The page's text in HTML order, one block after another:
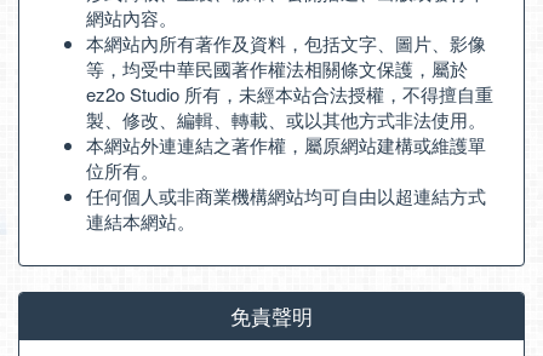
網站內容。
本網站內所有著作及資料，包括文字、圖片、影像
等，均受中華民國著作權法相關條文保護，屬於
ez2o Studio 所有，未經本站合法授權，不得擅自重
製、修改、編輯、轉載、或以其他方式非法使用。
本網站外連連結之著作權，屬原網站建構或維護單
位所有。
任何個人或非商業機構網站均可自由以超連結方式
連結本網站。
免責聲明